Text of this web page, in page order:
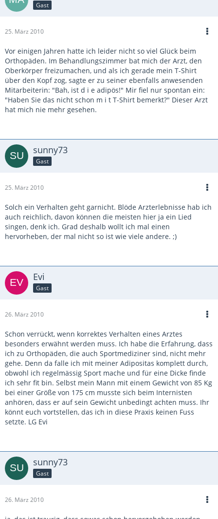
Gast
25. März 2010
Vor einigen Jahren hatte ich leider nicht so viel Glück beim
Orthopäden. Im Behandlungszimmer bat mich der Arzt, den
Oberkörper freizumachen, und als ich gerade mein T-Shirt
über den Kopf zog, sagte er zu seiner ebenfalls anwesenden
Mitarbeiterin: "Bah, ist d i e adipös!" Mir fiel nur spontan ein:
"Haben Sie das nicht schon m i t T-Shirt bemerkt?" Dieser Arzt
hat mich nie mehr gesehen.
sunny73
Gast
25. März 2010
Solch ein Verhalten geht garnicht. Blöde Arzterlebnisse hab ich
auch reichlich, davon können die meisten hier ja ein Lied
singen, denk ich. Grad deshalb wollt ich mal einen
hervorheben, der mal nicht so ist wie viele andere. ;)
Evi
Gast
26. März 2010
Schon verrückt, wenn korrektes Verhalten eines Arztes
besonders erwähnt werden muss. Ich habe die Erfahrung, dass
ich zu Orthopäden, die auch Sportmediziner sind, nicht mehr
gehe. Denn da falle ich mit meiner Adipositas komplett durch,
obwohl ich regelmässig Sport mache und für eine Dicke finde
ich sehr fit bin. Selbst mein Mann mit einem Gewicht von 85 Kg
bei einer Größe von 175 cm musste sich beim Internisten
anhören, dass er auf sein Gewicht unbedingt achten muss. Ihr
könnt euch vortstellen, das ich in diese Praxis keinen Fuss
setzte. LG Evi
sunny73
Gast
26. März 2010